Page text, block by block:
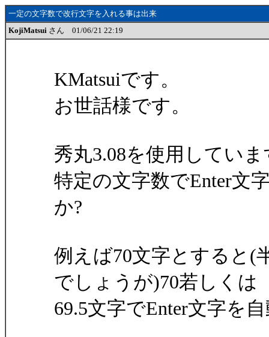
一定の文字数で改行文字を入れる事は出来
KojiMatsui さん 01/06/21 22:19
KMatsuiです。
お世話様です。
秀丸3.08を使用していま
特定の文字数でEnter文
か?
例えば70文字とすると(
でしょうが)70若しくは
69.5文字でEnter文字を